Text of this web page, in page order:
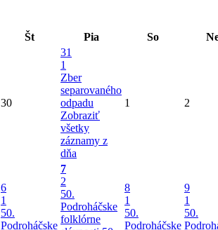
Št Pia So
30
31
1
Zber
separovaného
odpadu
Zobraziť
všetky
záznamy z
dňa
1 2
6
1
50.
Podroháčske
7
2
50.
Podroháčske
folklórne
8
1
50.
Podroháčske
9
1
50.